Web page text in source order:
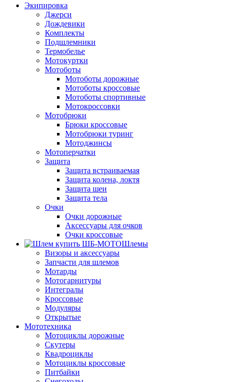
Экипировка
Джерси
Дождевики
Комплекты
Подшлемники
Термобелье
Мотокуртки
Мотоботы
Мотоботы дорожные
Мотоботы кроссовые
Мотоботы спортивные
Мотокроссовки
Мотобрюки
Брюки кроссовые
Мотобрюки туринг
Мотоджинсы
Мотоперчатки
Защита
Защита встраиваемая
Защита колена, локтя
Защита шеи
Защита тела
Очки
Очки дорожные
Аксессуары для очков
Очки кроссовые
Шлемы
Визоры и аксессуары
Запчасти для шлемов
Мотарды
Мотогарнитуры
Интегралы
Кроссовые
Модуляры
Открытые
Мототехника
Мотоциклы дорожные
Скутеры
Квадроциклы
Мотоциклы кроссовые
Питбайки